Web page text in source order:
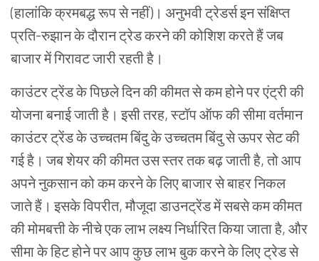
(हालांकि क्रमबद्ध रूप से नहीं)। अनुभवी ट्रेडर्स इन संक्षिप्त
प्रति-रुझान के दौरान ट्रेड करने की कोशिश करते हैं जब
बाजार में गिरावट जारी रहती है।
काउंटर ट्रेंड के पिछले दिन की कीमत से कम होने पर एंट्री की
योजना बनाई जाती है। इसी तरह, स्टॉप ऑफ की सीमा वर्तमान
काउंटर ट्रेंड के उच्चतम बिंदु के उच्चतम बिंदु से ऊपर सेट की
गई है। जब शेयर की कीमत उस स्तर तक बढ़ जाती है, तो आप
अपने नुकसान को कम करने के लिए बाजार से बाहर निकल
जाते हैं। इसके विपरीत, मौजूदा डाउनट्रेंड में सबसे कम कीमत
की मोमबत्ती के नीचे एक लाभ लक्ष्य निर्धारित किया जाता है, और
सीमा के हिट होने पर आप कुछ लाभ बुक करने के लिए ट्रेड से